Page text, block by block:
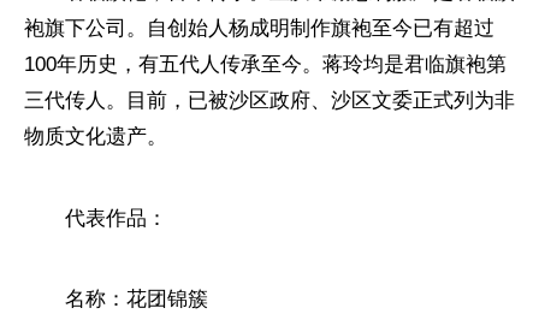
袍旗下公司。自创始人杨成明制作旗袍至今已有超过
100年历史，有五代人传承至今。蒋玲均是君临旗袍第
三代传人。目前，已被沙区政府、沙区文委正式列为非
物质文化遗产。
代表作品：
名称：花团锦簇